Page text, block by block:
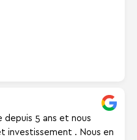
depuis 5 ans et nous
investissement . Nous en